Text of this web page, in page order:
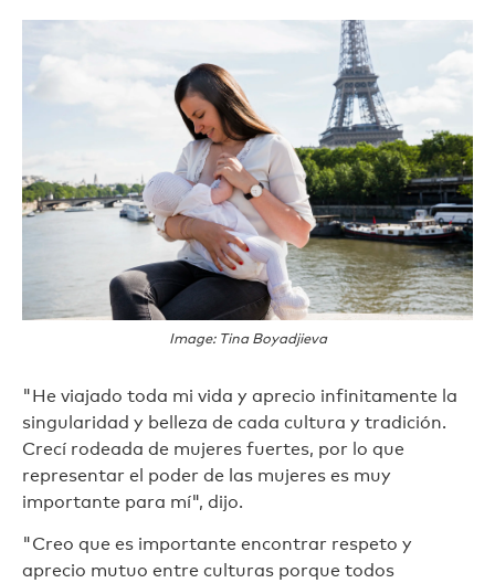
Image: Tina Boyadjieva
"He viajado toda mi vida y aprecio infinitamente la
singularidad y belleza de cada cultura y tradición.
Crecí rodeada de mujeres fuertes, por lo que
representar el poder de las mujeres es muy
importante para mí", dijo.
"Creo que es importante encontrar respeto y
aprecio mutuo entre culturas porque todos